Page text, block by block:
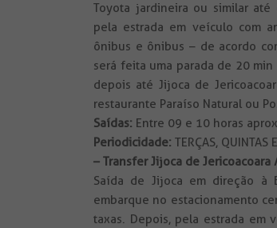
Toyota jardineira ou similar
pela estrada em veículo com
ônibus e ônibus – de acordo
será feita uma parada de 20
depois até Jijoca de
restaurante Paraíso Natural ou
Saídas: Entre 09 e 10 horas
Periodicidade: TERÇAS, QUINTAS
– Transfer Jijoca de Jericoacoara
Saída de Jijoca em direção à
embarque no estacionamento
taxas. Depois, pela estrada em